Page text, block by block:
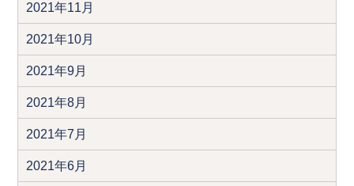
2021年11月
2021年10月
2021年9月
2021年8月
2021年7月
2021年6月